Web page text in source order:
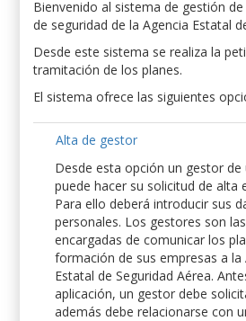
Bienvenido al sistema de gestión
de seguridad de la Agencia Estatal
Desde este sistema se realiza la
tramitación de los planes.
El sistema ofrece las siguientes
Alta de gestor
Desde esta opción un gestor de
puede hacer su solicitud de alta
Para ello deberá introducir sus
personales. Los gestores son
encargadas de comunicar los
formación de sus empresas a la
Estatal de Seguridad Aérea.
aplicación, un gestor debe
además debe relacionarse con